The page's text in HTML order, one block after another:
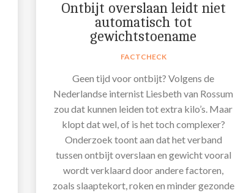
Ontbijt overslaan leidt niet
automatisch tot
gewichtstoename
FACTCHECK
Geen tijd voor ontbijt? Volgens de
Nederlandse internist Liesbeth van Rossum
zou dat kunnen leiden tot extra kilo’s. Maar
klopt dat wel, of is het toch complexer?
Onderzoek toont aan dat het verband
tussen ontbijt overslaan en gewicht vooral
wordt verklaard door andere factoren,
zoals slaaptekort, roken en minder gezonde